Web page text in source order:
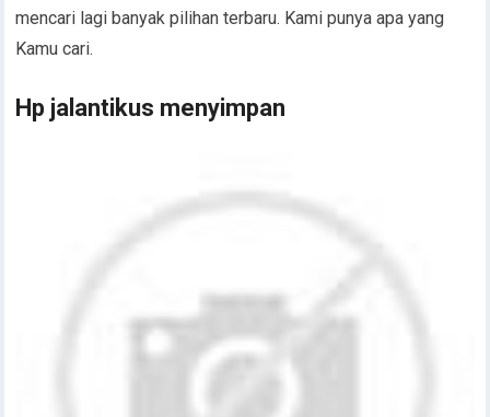
mencari lagi banyak pilihan terbaru. Kami punya apa yang
Kamu cari.
Hp jalantikus menyimpan